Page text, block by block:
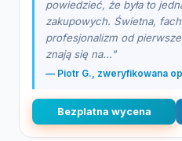
powiedzieć, że była to
zakupowych. Świetna,
profesjonalizm od
znają się na..."
— Piotr G., zweryfikowana
Bezplatna wycena